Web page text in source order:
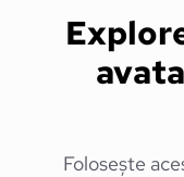
Folosește